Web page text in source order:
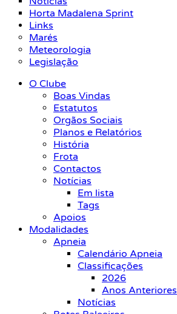
Horta Madalena Sprint
Links
Marés
Meteorologia
Legislação
O Clube
Boas Vindas
Estatutos
Orgãos Sociais
Planos e Relatórios
História
Frota
Contactos
Notícias
Em lista
Tags
Apoios
Modalidades
Apneia
Calendário Apneia
Classificações
2026
Anos Anteriores
Notícias